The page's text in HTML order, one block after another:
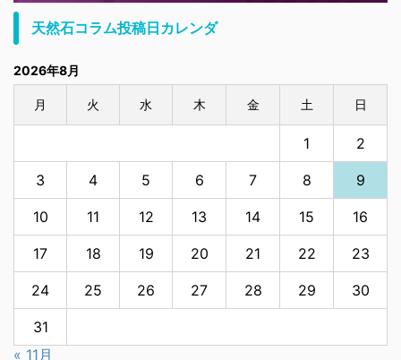
天然石コラム投稿日カレンダ
2026年8月
月 火 水 木 金 土 日
1 2
3 4 5 6 7 8 9
10 11 12 13 14 15 16
17 18 19 20 21 22 23
24 25 26 27 28 29 30
31
« 11月